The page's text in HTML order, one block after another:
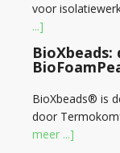
voor
...]
BioXbeads® is
door
meer ...]